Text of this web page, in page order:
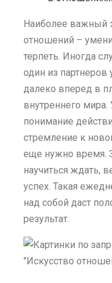
Наиболее важный
отношений –
терпеть. Иногда
один из партнеров
далеко вперед в
внутреннего мира.
понимание
стремление к
еще нужно время.
научиться ждать,
успех. Такая
над собой даст
результат.